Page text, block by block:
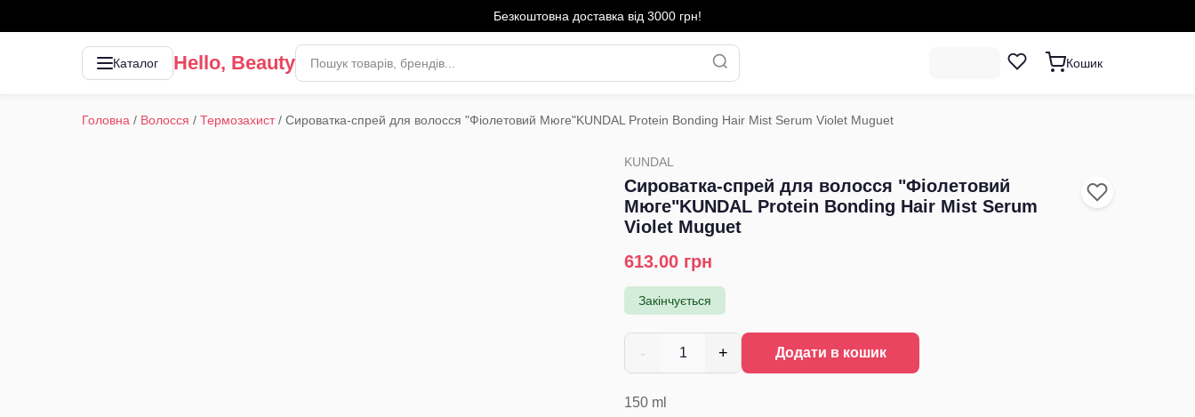
Безкоштовна доставка від 3000 грн!
Каталог Hello, Beauty Кошик
Головна / Волосся / Термозахист/ Сироватка-спрей для волосся "Фіолетовий Мюге"KUNDAL Protein Bonding Hair Mist Serum Violet Muguet
KUNDAL
Сироватка-спрей для волосся "Фіолетовий
Мюге"KUNDAL Protein Bonding Hair Mist Serum
Violet Muguet
613.00 грн
Закінчується
- 1 + Додати в кошик
150 ml